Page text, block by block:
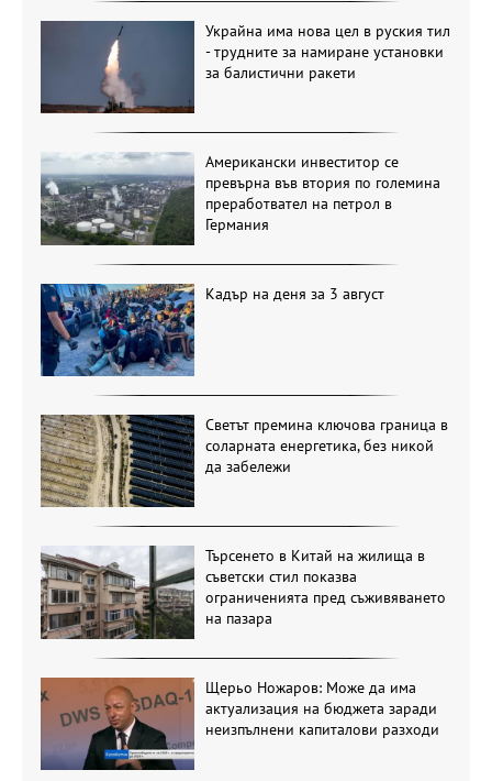
Украйна има нова цел в руския тил
- трудните за намиране установки
за балистични ракети
Американски инвеститор се
превърна във втория по големина
преработвател на петрол в
Германия
Кадър на деня за 3 август
Светът премина ключова граница в
соларната енергетика, без никой
да забележи
Търсенето в Китай на жилища в
съветски стил показва
ограниченията пред съживяването
на пазара
Щерьо Ножаров: Може да има
актуализация на бюджета заради
неизпълнени капиталови разходи